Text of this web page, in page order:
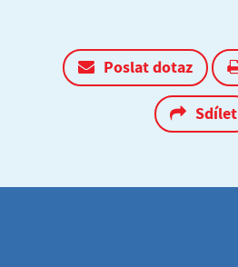
Poslat dotaz
Sdílet